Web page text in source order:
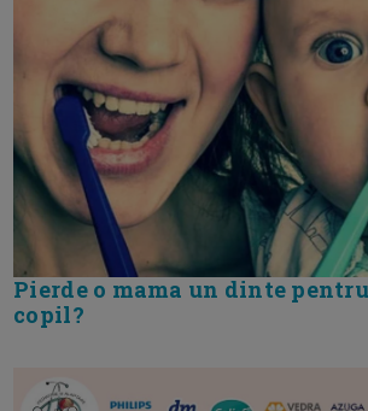
Pierde o mama un dinte
copil?